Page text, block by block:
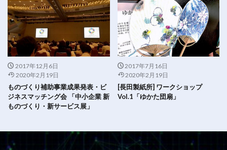
2017年12月6日
2020年2月19日
ものづくり補助事業成果発表・ビ
ジネスマッチング会 「中小企業 新
ものづくり・新サービス展」
2017年7月16日
2020年2月19日
[長田製紙所] ワークショップ
Vol.1「ゆかた団扇」